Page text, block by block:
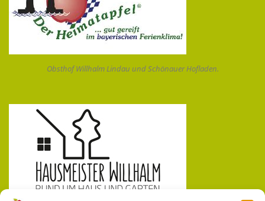
Obsthof Willhalm Lindau und Schönauer Hofladen.